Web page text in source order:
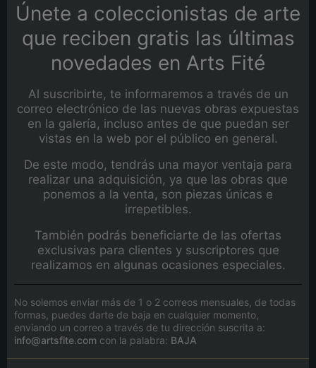
Únete a coleccionistas de arte
que reciben gratis las últimas
novedades en Arts Fité
Al suscribirte, te informaremos a través de un
correo electrónico de las nuevas obras expuestas
en la galería, incluso antes de que puedan ser
vistas en la web por el público en general.
De este modo, tendrás una mayor ventaja para
realizar una adquisición, ya que las obras que
ponemos a la venta, son piezas únicas e
irrepetibles.
También podrás beneficiarte de las ofertas
exclusivas para clientes y suscriptores que
realizamos en algunas ocasiones especiales.
No solemos enviar más de 1 o 2 correos mensuales, de todas
formas, puedes darte de baja en cualquier momento,
enviando un correo a través de tu dirección suscrita a:
info@artsfite.com con la palabra: BAJA